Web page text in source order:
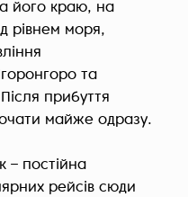
його краю, на
рівнем моря,
та
прибуття
майже одразу.
– постійна
рейсів сюди